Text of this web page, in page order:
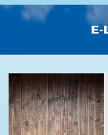
E-